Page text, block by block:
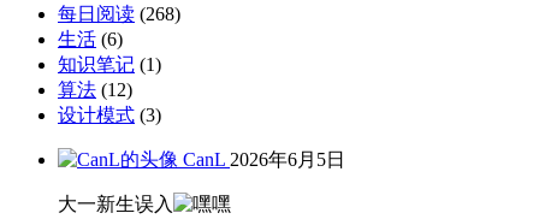
每日阅读 (268)
生活 (6)
知识笔记 (1)
算法 (12)
设计模式 (3)
CanL 2026年6月5日
大一新生误入